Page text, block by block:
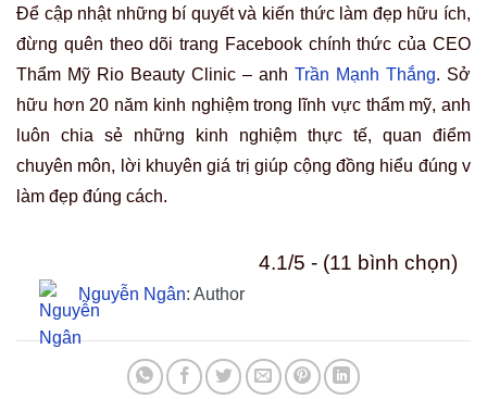
Để cập nhật những bí quyết và kiến thức làm đẹp hữu ích,
đừng quên theo dõi trang Facebook chính thức của CEO
Thẩm Mỹ Rio Beauty Clinic – anh Trần Mạnh Thắng. Sở
hữu hơn 20 năm kinh nghiệm trong lĩnh vực thẩm mỹ, anh
luôn chia sẻ những kinh nghiệm thực tế, quan điểm
chuyên môn, lời khuyên giá trị giúp cộng đồng hiểu đúng v
làm đẹp đúng cách.
4.1/5 - (11 bình chọn)
Nguyễn Ngân: Author